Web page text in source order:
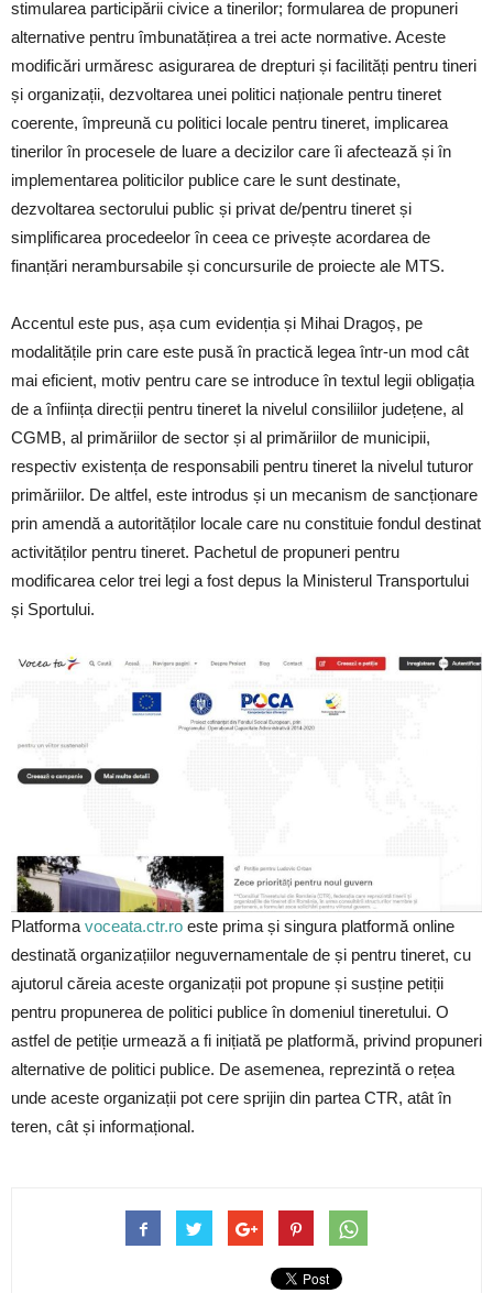
stimularea participării civice a tinerilor; formularea de propuneri
alternative pentru îmbunatățirea a trei acte normative. Aceste
modificări urmăresc asigurarea de drepturi și facilități pentru tineri
și organizații, dezvoltarea unei politici naționale pentru tineret
coerente, împreună cu politici locale pentru tineret, implicarea
tinerilor în procesele de luare a decizilor care îi afectează și în
implementarea politicilor publice care le sunt destinate,
dezvoltarea sectorului public și privat de/pentru tineret și
simplificarea procedeelor în ceea ce privește acordarea de
finanțări nerambursabile și concursurile de proiecte ale MTS.
Accentul este pus, așa cum evidenția și Mihai Dragoș, pe
modalitățile prin care este pusă în practică legea într-un mod cât
mai eficient, motiv pentru care se introduce în textul legii obligația
de a înființa direcții pentru tineret la nivelul consiliilor județene, al
CGMB, al primăriilor de sector și al primăriilor de municipii,
respectiv existența de responsabili pentru tineret la nivelul tuturor
primăriilor. De altfel, este introdus și un mecanism de sancționare
prin amendă a autorităților locale care nu constituie fondul destinat
activităților pentru tineret. Pachetul de propuneri pentru
modificarea celor trei legi a fost depus la Ministerul Transportului
și Sportului.
Platforma voceata.ctr.ro este prima și singura platformă online
destinată organizațiilor neguvernamentale de și pentru tineret, cu
ajutorul căreia aceste organizații pot propune și susține petiții
pentru propunerea de politici publice în domeniul tineretului. O
astfel de petiție urmează a fi inițiată pe platformă, privind propuneri
alternative de politici publice. De asemenea, reprezintă o rețea
unde aceste organizații pot cere sprijin din partea CTR, atât în
teren, cât și informațional.